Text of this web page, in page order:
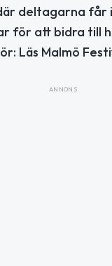
deltagarna får
för att bidra till
Läs Malmö
ANNONS